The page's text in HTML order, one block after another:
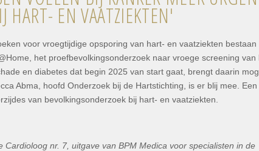
HART- EN VAATZIEKTEN'
voor vroegtijdige opsporing van hart- en vaatziekten bestaan
het proefbevolkingsonderzoek naar vroege screening van
en diabetes dat begin 2025 van start gaat, brengt daarin
Abma, hoofd Onderzoek bij de Hartstichting, is er blij mee.
van bevolkingsonderzoek bij hart- en vaatziekten.
Cardioloog nr. 7, uitgave van BPM Medica voor specialisten in de